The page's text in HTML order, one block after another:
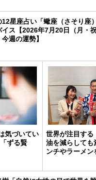
12星座占い「蠍座（さそり座
イス【2026年7月20日（月・
今週の運勢】
気づいてい
ずる賢
世界が注目する
油を減らしても
ンチやラーメン